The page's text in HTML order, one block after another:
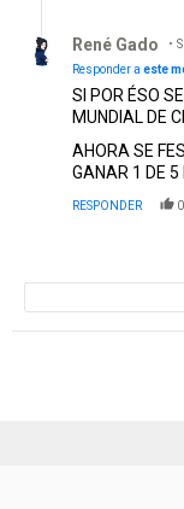
René Gado
Responder a este
SI POR ÉSO
MUNDIAL DE
AHORA SE
GANAR 1 DE 5
RESPONDER 0